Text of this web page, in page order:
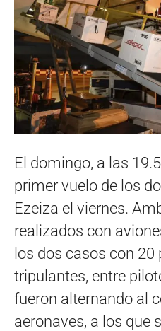
El domingo, a las
primer vuelo de los
Ezeiza el viernes.
realizados con
los dos casos con
tripulantes, entre
fueron alternando al
aeronaves, a los que